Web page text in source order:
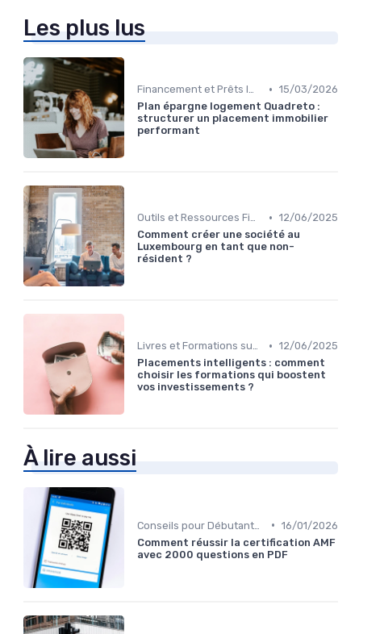
Les plus lus
Financement et Prêts Immobiliers • 15/03/2026
Plan épargne logement Quadreto :
structurer un placement immobilier
performant
Outils et Ressources Financières • 12/06/2025
Comment créer une société au
Luxembourg en tant que non-
résident ?
Livres et Formations sur l'Investissement • 12/06/2025
Placements intelligents : comment
choisir les formations qui boostent
vos investissements ?
À lire aussi
• 16/01/2026
Comment réussir la certification AMF
avec 2000 questions en PDF